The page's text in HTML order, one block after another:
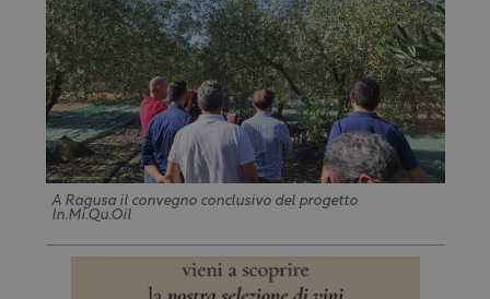
A Ragusa il convegno conclusivo del progetto
In.Mi.Qu.Oil